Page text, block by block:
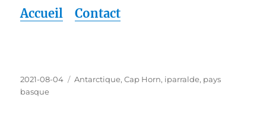
Accueil Contact
Publié
le
2021-08-04 Étiquettes
Antarctique,Cap Horn, iparralde, pays
basque